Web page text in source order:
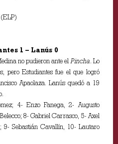
1 – Lanús 0
no pudieron ante elPincha. Lo
pero Estudiantes fue el que logró
Apaolaza. Lanús quedó a 19
4- Enzo Fanega, 2- Augusto
8- Gabriel Carrasco, 5- Axel
9- Sebastián Cavallín, 10- Lautaro